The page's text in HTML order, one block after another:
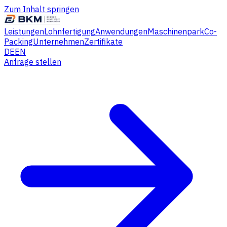
Zum Inhalt springen
LeistungenLohnfertigungAnwendungenMaschinenparkCo-
PackingUnternehmenZertifikate
DEEN
Anfrage stellen